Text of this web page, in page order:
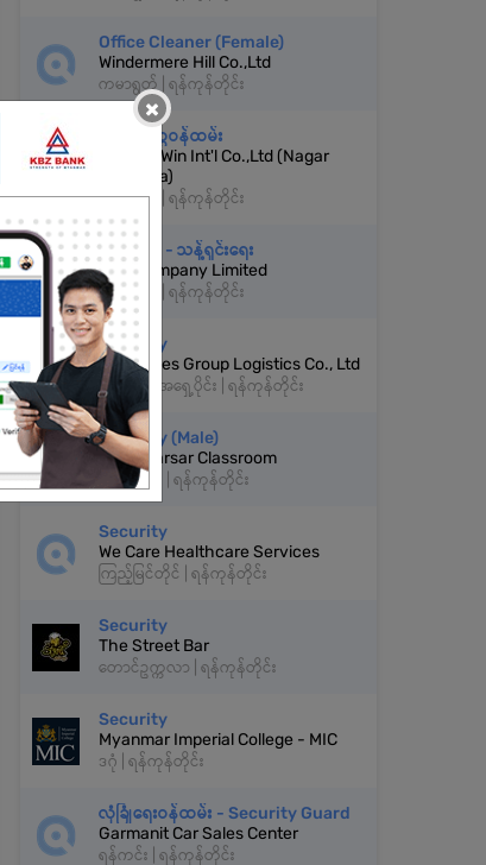
Office Cleaner (Female)
Windermere Hill Co.,Ltd
ကမာရွတ် | ရန်ကုန်တိုင်း
အထွေထွေဝန်ထမ်း
Thuriya Win Int'l Co.,Ltd (Nagar
Pyan Tea)
ကမာရွတ် | ရန်ကုန်တိုင်း
Cleaner - သန့်ရှင်းရေး
JWK Company Limited
ကမာရွတ် | ရန်ကုန်တိုင်း
Security
Resources Group Logistics Co., Ltd
ဒဂုံမြို့သစ်အရှေ့ပိုင်း | ရန်ကုန်တိုင်း
Security (Male)
Myanmarsar Classroom
မရမ်းကုန်း | ရန်ကုန်တိုင်း
Security
We Care Healthcare Services
ကြည့်မြင်တိုင် | ရန်ကုန်တိုင်း
Security
The Street Bar
တောင်ဥက္ကလာ | ရန်ကုန်တိုင်း
Security
Myanmar Imperial College - MIC
ဒဂုံ | ရန်ကုန်တိုင်း
လုံခြုံရေးဝန်ထမ်း - Security Guard
Garmanit Car Sales Center
ရန်ကင်း | ရန်ကုန်တိုင်း
×